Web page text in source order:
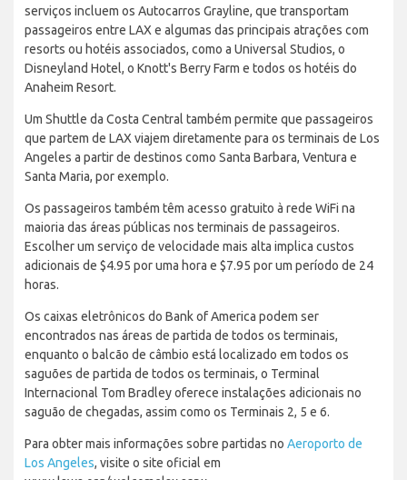
serviços incluem os Autocarros Grayline, que transportam
passageiros entre LAX e algumas das principais atrações com
resorts ou hotéis associados, como a Universal Studios, o
Disneyland Hotel, o Knott's Berry Farm e todos os hotéis do
Anaheim Resort.
Um Shuttle da Costa Central também permite que passageiros
que partem de LAX viajem diretamente para os terminais de Los
Angeles a partir de destinos como Santa Barbara, Ventura e
Santa Maria, por exemplo.
Os passageiros também têm acesso gratuito à rede WiFi na
maioria das áreas públicas nos terminais de passageiros.
Escolher um serviço de velocidade mais alta implica custos
adicionais de $4.95 por uma hora e $7.95 por um período de 24
horas.
Os caixas eletrônicos do Bank of America podem ser
encontrados nas áreas de partida de todos os terminais,
enquanto o balcão de câmbio está localizado em todos os
saguões de partida de todos os terminais, o Terminal
Internacional Tom Bradley oferece instalações adicionais no
saguão de chegadas, assim como os Terminais 2, 5 e 6.
Para obter mais informações sobre partidas no Aeroporto de
Los Angeles, visite o site oficial em